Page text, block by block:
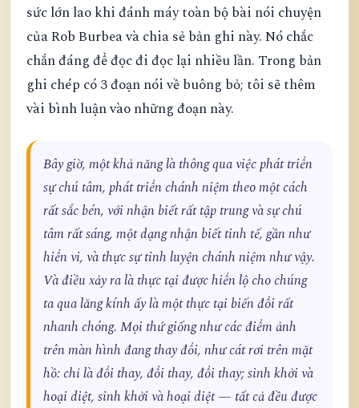
sức lớn lao khi đánh máy toàn bộ bài nói chuyện
của Rob Burbea và chia sẻ bản ghi này. Nó chắc
chắn đáng để đọc đi đọc lại nhiều lần. Trong bản
ghi chép có 3 đoạn nói về buông bỏ; tôi sẽ thêm
vài bình luận vào những đoạn này.
Bây giờ, một khả năng là thông qua việc phát triển
sự chú tâm, phát triển chánh niệm theo một cách
rất sắc bén, với nhận biết rất tập trung và sự chú
tâm rất sáng, một dạng nhận biết tinh tế, gần như
hiển vi, và thực sự tinh luyện chánh niệm như vậy.
Và điều xảy ra là thực tại được hiển lộ cho chúng
ta qua lăng kính ấy là một thực tại biến đổi rất
nhanh chóng. Mọi thứ giống như các điểm ảnh
trên màn hình đang thay đổi, như cát rơi trên mặt
hồ: chỉ là đổi thay, đổi thay, đổi thay; sinh khởi và
hoại diệt, sinh khởi và hoại diệt — tất cả đều được